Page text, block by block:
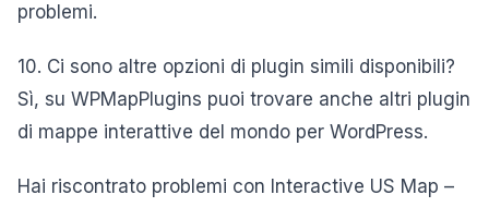
problemi.
10. Ci sono altre opzioni di plugin simili disponibili?
Sì, su WPMapPlugins puoi trovare anche altri plugin
di mappe interattive del mondo per WordPress.
Hai riscontrato problemi con Interactive US Map –